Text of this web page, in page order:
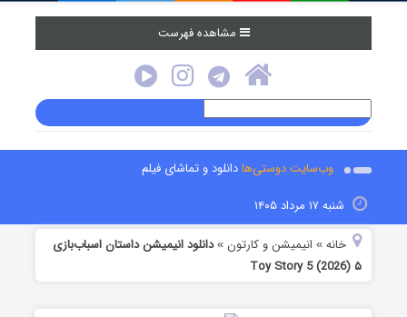
مشاهده فهرست
وب‌سایت دوستی‌هادانلود و تماشای فیلم
شنبه ۱۷ مرداد ۱۴۰۵
خانه » انیمیشن و کارتون »دانلود انیمیشن داستان اسباب‌بازی
۵ Toy Story 5 (2026)